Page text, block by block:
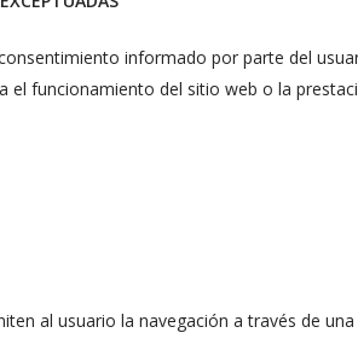
informado por parte del
el funcionamiento del sitio web o la
al usuario la navegación a través de